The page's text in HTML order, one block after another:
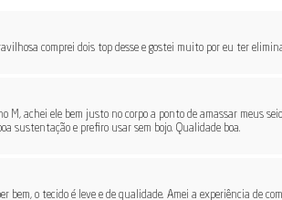
comprei dois top desse e gostei muito por eu ter
M, achei ele bem justo no corpo a ponto de amassar meus
sustentação e prefiro usar sem bojo. Qualidade boa.
bem, o tecido é leve e de qualidade. Amei a experiência de